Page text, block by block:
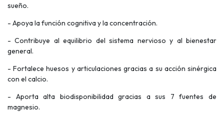
sueño.
- Apoya la función cognitiva y la concentración.
- Contribuye al equilibrio del sistema nervioso y al bienestar
general.
- Fortalece huesos y articulaciones gracias a su acción sinérgica
con el calcio.
- Aporta alta biodisponibilidad gracias a sus 7 fuentes de
magnesio.